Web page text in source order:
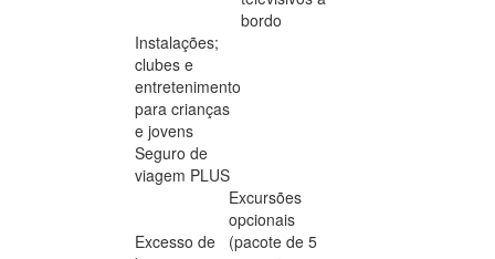
bordo
Instalações;
clubes e
entretenimento
para crianças
e jovens
Seguro de
viagem PLUS
Excesso de
Excursões
opcionais
(pacote de 5